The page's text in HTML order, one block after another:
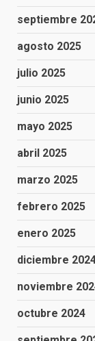
septiembre
agosto 2025
julio 2025
junio 2025
mayo 2025
abril 2025
marzo 2025
febrero 2025
enero 2025
diciembre
noviembre
octubre 2024